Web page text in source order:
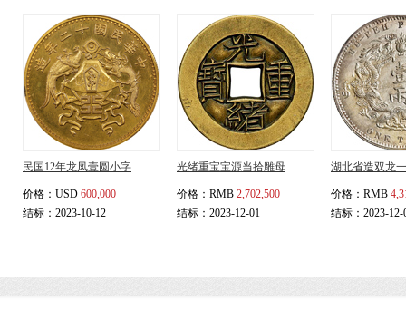
民国12年龙凤壹圆小字
价格： USD 600,000
结标：2023-10-12
光绪重宝宝源当拾雕母
价格： RMB 2,702,500
结标：2023-12-01
湖北省造双龙
价格： RMB
结标：2023-12-